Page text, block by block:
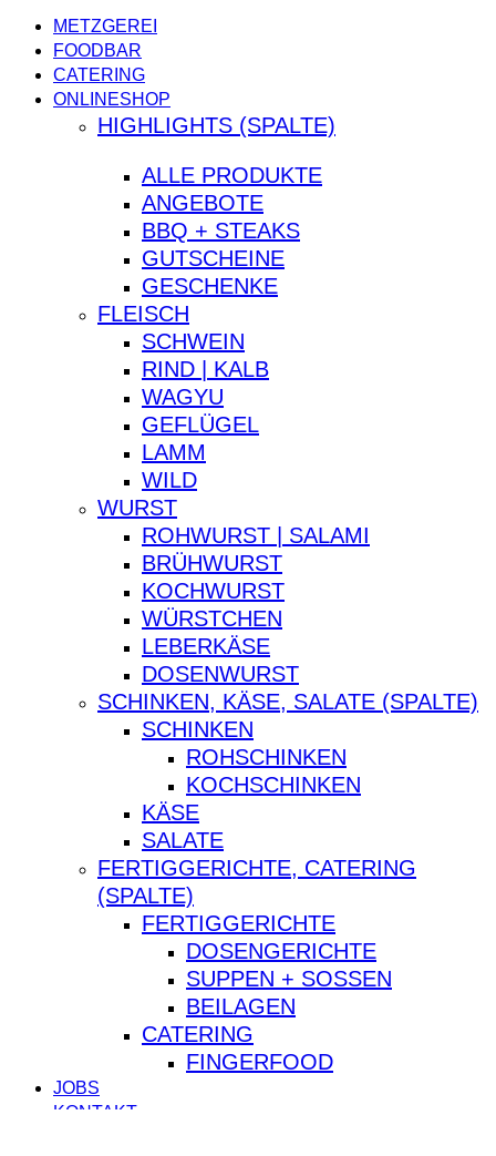
Close
Menu
METZGEREI
FOODBAR
CATERING
ONLINESHOP
HIGHLIGHTS (SPALTE)
ALLE PRODUKTE
ANGEBOTE
BBQ + STEAKS
GUTSCHEINE
GESCHENKE
FLEISCH
SCHWEIN
RIND | KALB
WAGYU
GEFLÜGEL
LAMM
WILD
WURST
ROHWURST | SALAMI
BRÜHWURST
KOCHWURST
WÜRSTCHEN
LEBERKÄSE
DOSENWURST
SCHINKEN, KÄSE, SALATE (SPALTE)
SCHINKEN
ROHSCHINKEN
KOCHSCHINKEN
KÄSE
SALATE
FERTIGGERICHTE, CATERING
(SPALTE)
FERTIGGERICHTE
DOSENGERICHTE
SUPPEN + SOSSEN
BEILAGEN
CATERING
FINGERFOOD
JOBS
KONTAKT